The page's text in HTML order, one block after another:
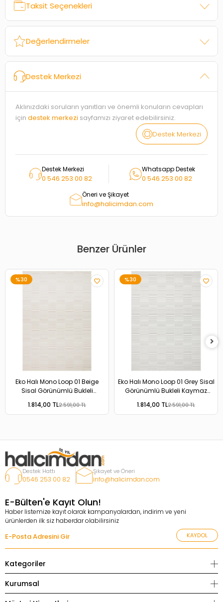
Taksit Seçenekleri
Değerlendirmeler
Destek Merkezi
Aklınızdaki soruların yanıtları ve önemli konuların cevapları
için destek merkezi sayfamızı ziyaret edebilirsiniz.
Destek Merkezi
Destek Merkezi
0 546 253 00 82
Whatsapp Destek
0 546 253 00 82
Öneri ve Şikayet
info@halicimdan.com
Benzer Ürünler
%30
Eko Halı Mono Loop 01 Beige
Sisal Görünümlü Bukleli
1.814,00 TL2.591,00 TL
%30
Eko Halı Mono Loop 01 Grey Sisal
Görünümlü Bukleli Kaymaz
1.814,00 TL2.591,00 TL
Destek Hattı
0546 253 00 82
Şikayet ve Öneri
info@halicimdan.com
E-Bülten'e Kayıt Olun!
Haber listemize kayıt olarak kampanyalardan, indirim ve yeni
ürünlerden ilk siz haberdar olabilirsiniz
KAYDOL
Kategoriler
Kurumsal